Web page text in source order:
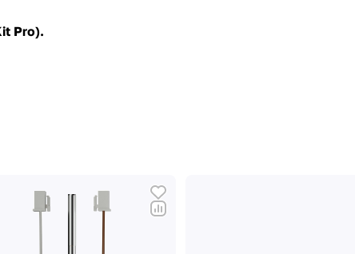
Pro).